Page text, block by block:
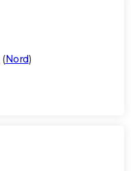
(Nord)